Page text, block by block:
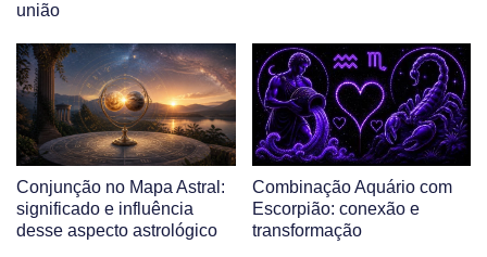
união
Conjunção no Mapa Astral:
significado e influência
desse aspecto astrológico
Combinação Aquário com
Escorpião: conexão e
transformação